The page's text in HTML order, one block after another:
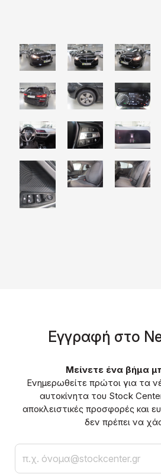
Eγγραφή στο
Μείνετε ένα βήμα
Ενημερωθείτε πρώτοι για τα
αυτοκίνητα του Stock
αποκλειστικές προσφορές και
δεν πρέπει να